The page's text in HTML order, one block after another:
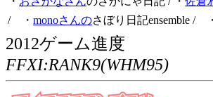
/ ・ monoさんのさぼり日記ensemble / ・
2012ゲーム進度
FFXI:RANK9(WHM95)